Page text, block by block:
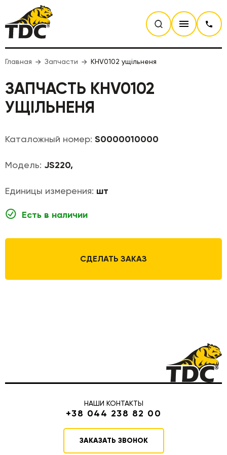
Главная Запчасти KHV0102 ущільненя
ЗАПЧАСТЬ KHV0102
УЩІЛЬНЕНЯ
Каталожный номер: S0000010000
Модель: JS220,
Единицы измерения: шт
Есть в наличии
СДЕЛАТЬ ЗАКАЗ
НАШИ КОНТАКТЫ
+38 044 238 82 00
ЗАКАЗАТЬ ЗВОНОК